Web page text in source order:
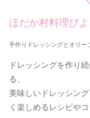
ほだか村料理び
手作りドレッシングとオリー
ドレッシングを作り
る、
美味しいドレッシン
く楽しめるレシピや